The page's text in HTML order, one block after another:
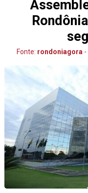
Fonte: rondoniagora-